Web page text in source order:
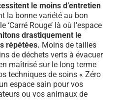
le moins d’entretien
la bonne variété au bon
‘Carré Rouge’ là où l’espace
drastiquement le
répétées. Moins de tailles
de déchets verts à évacuer
maîtrisé sur le long terme
techniques de soins « Zéro
espace sain pour vos
ou vos animaux de